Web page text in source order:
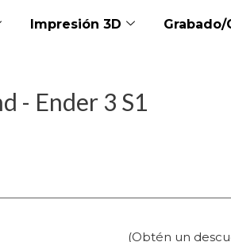
Impresión 3D Grabado/
- Ender 3 S1
(Obtén un